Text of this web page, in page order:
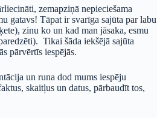
zemapziņā nepieciešama
gatavs! Tāpat ir svarīga sajūta par labu
zinu ko un kad man jāsaka, esmu
Tikai šāda iekšējā sajūta
pārvērtīs iespējās.
un runa dod mums iespēju
skaitļus un datus, pārbaudīt tos,